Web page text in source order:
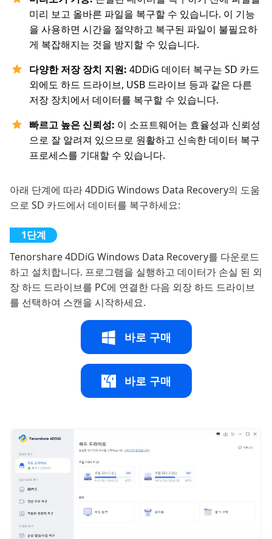
미리 보고 올바른 파일을 복구할 수 있습니다. 이 기능
을 사용하면 시간을 절약하고 복구된 파일이 불필요하
게 복잡해지는 것을 방지할 수 있습니다.
다양한 저장 장치 지원: 4DDiG 데이터 복구는 SD 카드
외에도 하드 드라이브, USB 드라이브 등과 같은 다른
저장 장치에서 데이터를 복구할 수 있습니다.
빠르고 높은 신뢰성: 이 소프트웨어는 효율성과 신뢰성
으로 잘 알려져 있으므로 원활하고 신속한 데이터 복구
프로세스를 기대할 수 있습니다.
아래 단계에 따라 4DDiG Windows Data Recovery의 도움
으로 SD 카드에서 데이터를 복구하세요:
Tenorshare 4DDiG Windows Data Recovery를 다운로드
하고 설치합니다. 프로그램을 실행하고 데이터가 손실 된 외
장 하드 드라이브를 PC에 연결한 다음 외장 하드 드라이브
를 선택하여 스캔을 시작하세요.
바로 구매
바로 구매